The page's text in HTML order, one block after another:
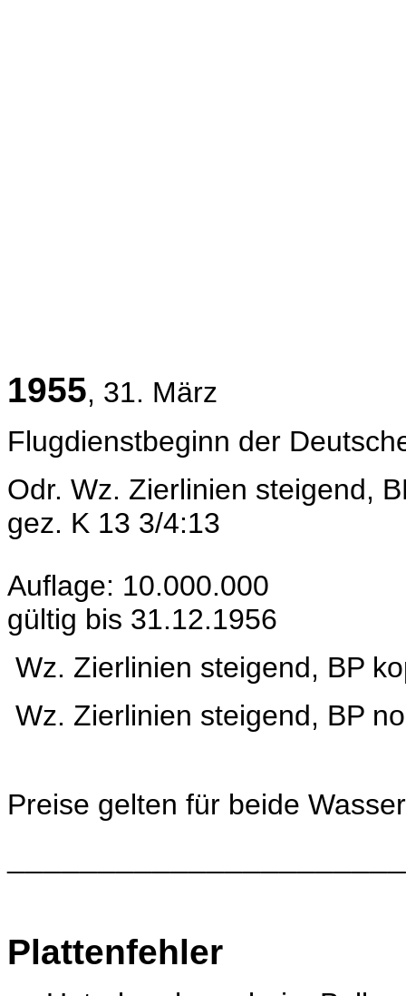
1955, 31. März
Flugdienstbeginn der
Odr. Wz. Zierlinien steigend,
gez. K 13 3/4:13
Auflage: 10.000.000
gültig bis 31.12.1956
Wz. Zierlinien steigend, BP
Wz. Zierlinien steigend, BP
Preise gelten für beide
Plattenfehler